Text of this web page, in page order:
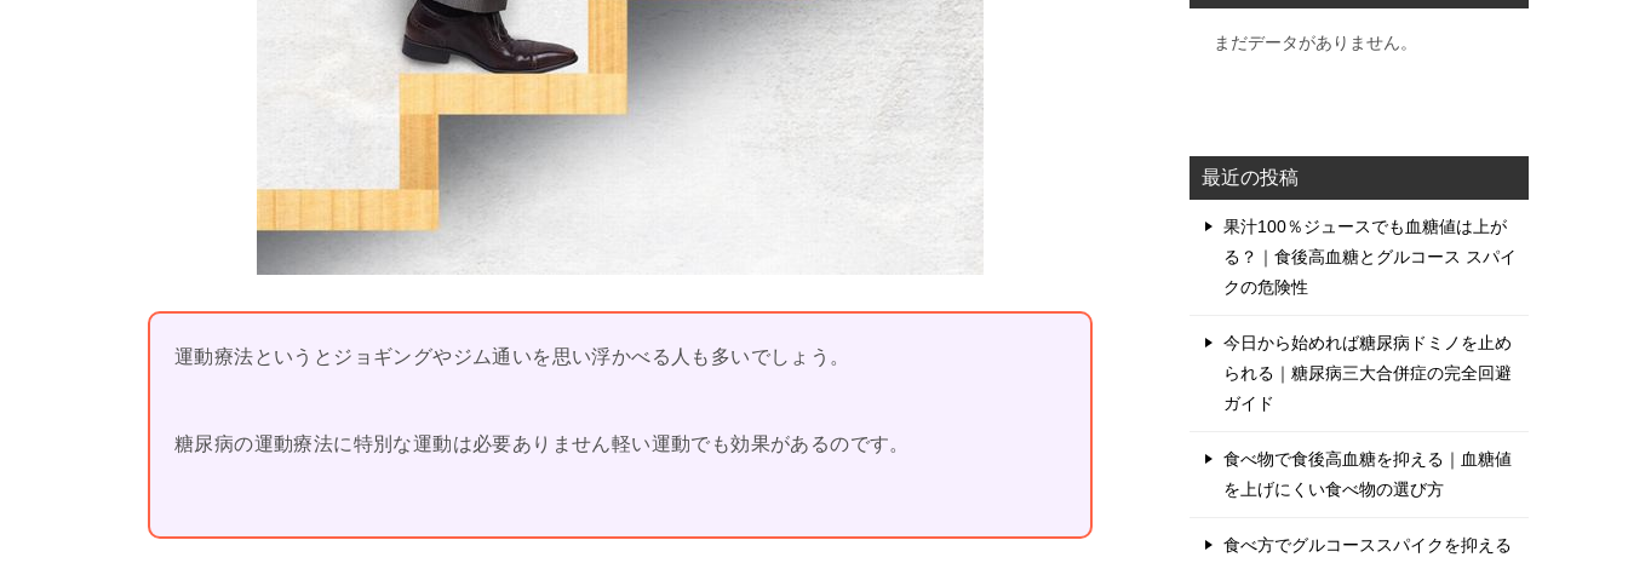
運動療法というとジョギングやジム通いを思い浮かべる人も多いでしょう。
糖尿病の運動療法に特別な運動は必要ありません軽い運動でも効果があるのです。
まだデータがありません。
最近の投稿
果汁100％ジュースでも血糖値は上が
る？｜食後高血糖とグルコース スパイ
クの危険性
今日から始めれば糖尿病ドミノを止め
られる｜糖尿病三大合併症の完全回避
ガイド
食べ物で食後高血糖を抑える｜血糖値
を上げにくい食べ物の選び方
食べ方でグルコーススパイクを抑える